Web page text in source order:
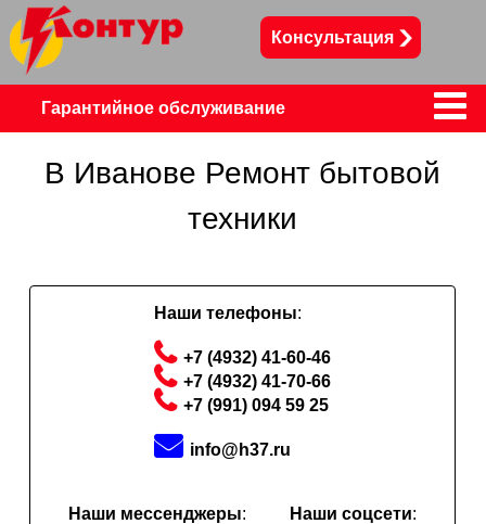
Консультация
Гарантийное обслуживание
Телефоны, смартфоны, планшеты
Сервисный центр
В Иванове Ремонт бытовой
техники
Наши телефоны:
+7 (4932) 41-60-46
+7 (4932) 41-70-66
+7 (991) 094 59 25
info@h37.ru
Наши мессенджеры: Наши соцсети: